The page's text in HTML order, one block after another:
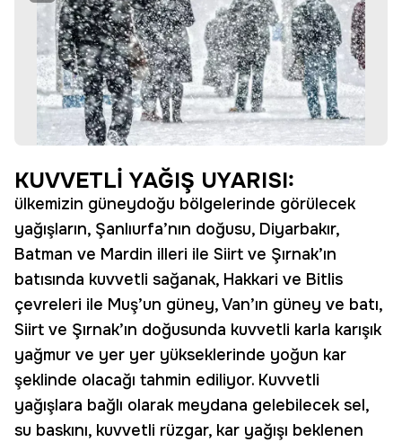
KUVVETLİ YAĞIŞ UYARISI:
ülkemizin güneydoğu bölgelerinde görülecek
yağışların, Şanlıurfa’nın doğusu, Diyarbakır,
Batman ve Mardin illeri ile Siirt ve Şırnak’ın
batısında kuvvetli sağanak, Hakkari ve Bitlis
çevreleri ile Muş’un güney, Van’ın güney ve batı,
Siirt ve Şırnak’ın doğusunda kuvvetli karla karışık
yağmur ve yer yer yükseklerinde yoğun kar
şeklinde olacağı tahmin ediliyor. Kuvvetli
yağışlara bağlı olarak meydana gelebilecek sel,
su baskını, kuvvetli rüzgar, kar yağışı beklenen